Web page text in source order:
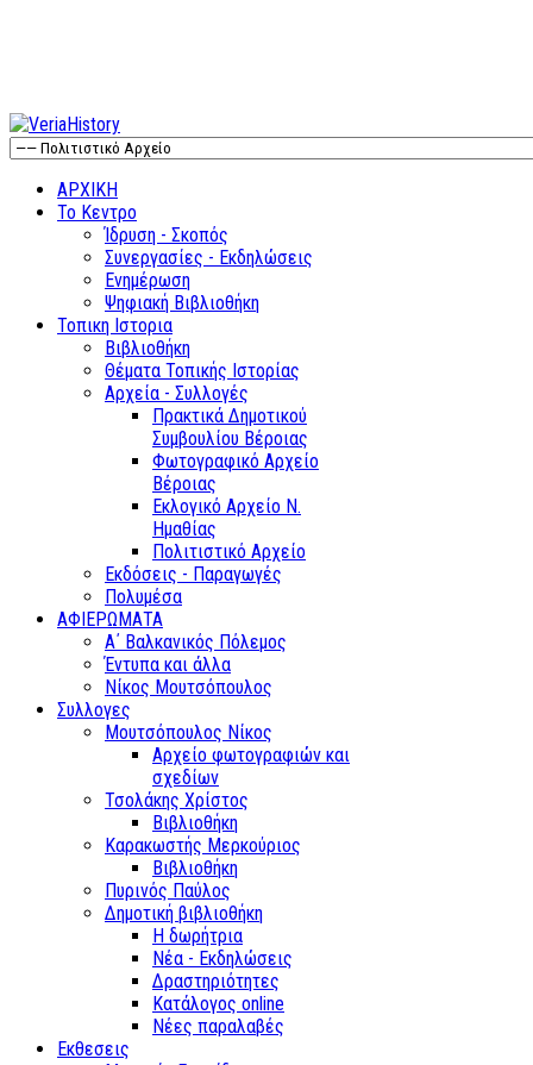
ΑΡΧΙΚΗ
Το Κεντρο
Ίδρυση - Σκοπός
Συνεργασίες - Εκδηλώσεις
Ενημέρωση
Ψηφιακή Βιβλιοθήκη
Τοπικη Ιστορια
Βιβλιοθήκη
Θέματα Τοπικής Ιστορίας
Αρχεία - Συλλογές
Πρακτικά Δημοτικού
Συμβουλίου Βέροιας
Φωτογραφικό Αρχείο
Βέροιας
Εκλογικό Αρχείο Ν.
Ημαθίας
Πολιτιστικό Αρχείο
Εκδόσεις - Παραγωγές
Πολυμέσα
ΑΦΙΕΡΩΜΑΤΑ
Α΄ Βαλκανικός Πόλεμος
Έντυπα και άλλα
Νίκος Μουτσόπουλος
Συλλογες
Μουτσόπουλος Νίκος
Αρχείο φωτογραφιών και
σχεδίων
Τσολάκης Χρίστος
Βιβλιοθήκη
Καρακωστής Μερκούριος
Βιβλιοθήκη
Πυρινός Παύλος
Δημοτική βιβλιοθήκη
Η δωρήτρια
Νέα - Εκδηλώσεις
Δραστηριότητες
Κατάλογος online
Νέες παραλαβές
Εκθεσεις